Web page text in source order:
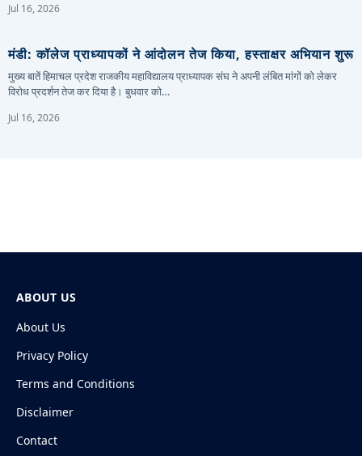
Jul 16, 2026
मंडी: कॉलेज प्राध्यापकों ने आंदोलन तेज किया, हस्ताक्षर अभियान शुरू
मुख्य बातें हिमाचल प्रदेश राजकीय महाविद्यालय प्राध्यापक संघ ने अपनी लंबित मांगों को लेकर
विरोध प्रदर्शन तेज कर दिया है। बुधवार को…
Jul 16, 2026
ABOUT US
About Us
Privacy Policy
Terms and Conditions
Disclaimer
Contact